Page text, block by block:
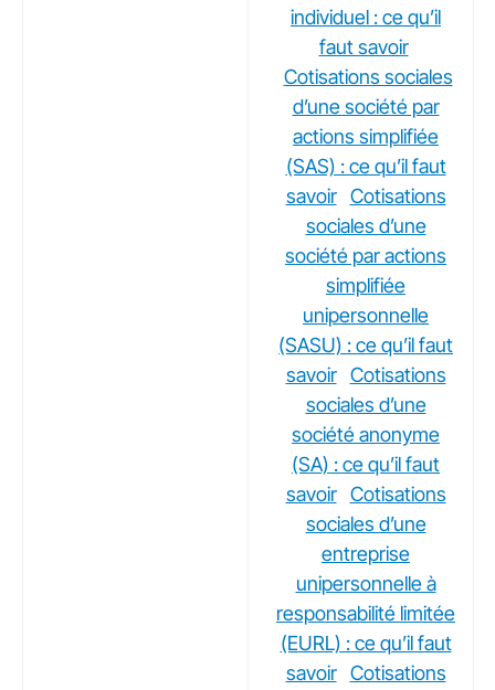
individuel : ce qu’il
faut savoir
Cotisations sociales
d’une société par
actions simplifiée
(SAS) : ce qu’il faut
savoir Cotisations
sociales d’une
société par actions
simplifiée
unipersonnelle
(SASU) : ce qu’il faut
savoir Cotisations
sociales d’une
société anonyme
(SA) : ce qu’il faut
savoir Cotisations
sociales d’une
entreprise
unipersonnelle à
responsabilité limitée
(EURL) : ce qu’il faut
savoir Cotisations